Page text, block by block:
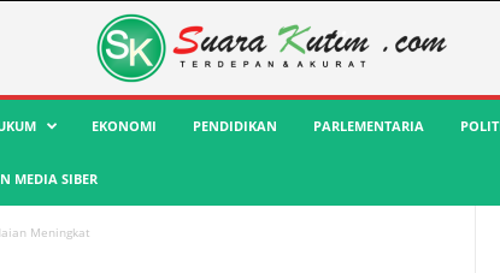
EKONOMI PENDIDIKAN PARLEMENTARIA
MEDIA SIBER
Meningkat